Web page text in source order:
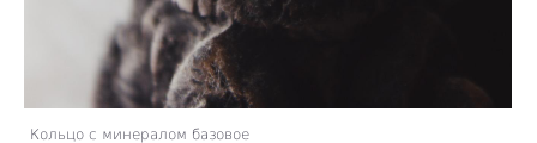
Кольцо с минералом базовое